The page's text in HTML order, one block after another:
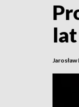
lat